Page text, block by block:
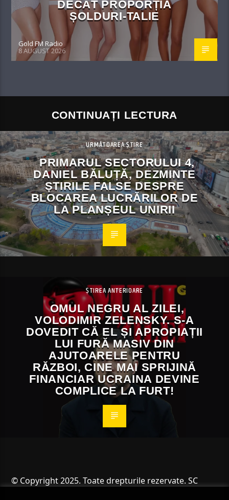
DECÂT PROPORȚIA
ȘOLDURI-TALIE
Gold FM Radio
8 AUGUST 2026
CONTINUAȚI LECTURA
URMĂTOAREA ȘTIRE
PRIMARUL SECTORULUI 4,
DANIEL BĂLUȚĂ, DEZMINTE
ȘTIRILE FALSE DESPRE
BLOCAREA LUCRĂRILOR DE
LA PLANȘEUL UNIRII
ȘTIREA ANTERIOARE
OMUL NEGRU AL ZILEI,
VOLODIMIR ZELENSKY. S-A
DOVEDIT CĂ EL ȘI APROPIAȚII
LUI FURĂ MASIV DIN
AJUTOARELE PENTRU
RĂZBOI, CINE MAI SPRIJINĂ
FINANCIAR UCRAINA DEVINE
COMPLICE LA FURT!
© Copyright 2025. Toate drepturile rezervate. SC